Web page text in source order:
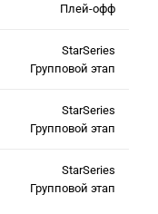
Плей-офф
StarSeries
Групповой этап
StarSeries
Групповой этап
StarSeries
Групповой этап